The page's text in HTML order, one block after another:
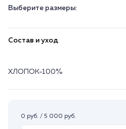
Выберите размеры:
Состав и уход
ХЛОПОК-100%
0 руб. / 5 000 руб.